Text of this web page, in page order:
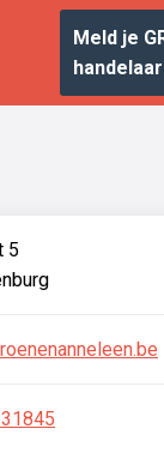
Meld je
handelaar
5